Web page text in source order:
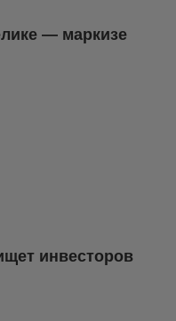
— маркизе
инвесторов